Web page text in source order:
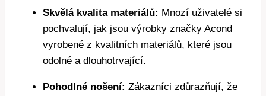
Skvělá kvalita materiálů: Mnozí uživatelé si
pochvalují, jak jsou výrobky značky Acond
vyrobené z kvalitních materiálů, které jsou
odolné a dlouhotrvající.
Pohodlné nošení: Zákazníci zdůrazňují, že